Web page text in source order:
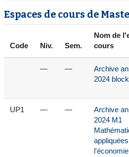
Espaces de cours de
Code Niv. Sem.
Nom de
cours
— —
Archive
2024
UP1 — —
Archive
2024 M1